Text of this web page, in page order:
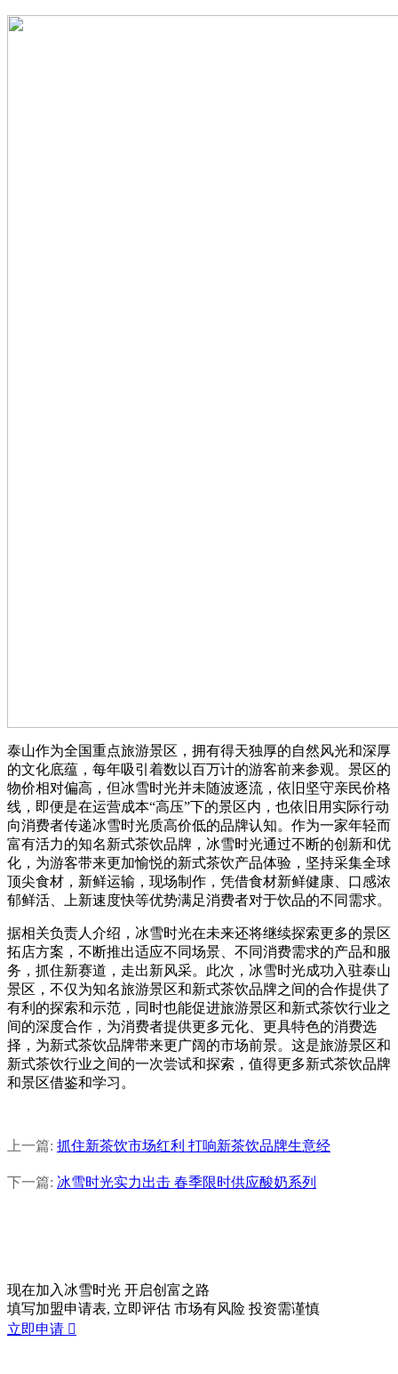
泰山作为全国重点旅游景区，拥有得天独厚的自然风光和深厚
的文化底蕴，每年吸引着数以百万计的游客前来参观。景区的
物价相对偏高，但冰雪时光并未随波逐流，依旧坚守亲民价格
线，即便是在运营成本“高压”下的景区内，也依旧用实际行动
向消费者传递冰雪时光质高价低的品牌认知。作为一家年轻而
富有活力的知名新式茶饮品牌，冰雪时光通过不断的创新和优
化，为游客带来更加愉悦的新式茶饮产品体验，坚持采集全球
顶尖食材，新鲜运输，现场制作，凭借食材新鲜健康、口感浓
郁鲜活、上新速度快等优势满足消费者对于饮品的不同需求。
据相关负责人介绍，冰雪时光在未来还将继续探索更多的景区
拓店方案，不断推出适应不同场景、不同消费需求的产品和服
务，抓住新赛道，走出新风采。此次，冰雪时光成功入驻泰山
景区，不仅为知名旅游景区和新式茶饮品牌之间的合作提供了
有利的探索和示范，同时也能促进旅游景区和新式茶饮行业之
间的深度合作，为消费者提供更多元化、更具特色的消费选
择，为新式茶饮品牌带来更广阔的市场前景。这是旅游景区和
新式茶饮行业之间的一次尝试和探索，值得更多新式茶饮品牌
和景区借鉴和学习。
上一篇: 抓住新茶饮市场红利 打响新茶饮品牌生意经
下一篇: 冰雪时光实力出击 春季限时供应酸奶系列
现在加入冰雪时光 开启创富之路
填写加盟申请表, 立即评估 市场有风险 投资需谨慎
立即申请 